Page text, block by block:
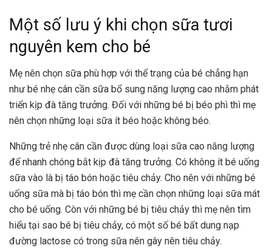
Một số lưu ý khi chọn sữa tươi
nguyên kem cho bé
Mẹ nên chọn sữa phù hợp với thể trạng của bé chẳng hạn
như bé nhẹ cân cần sữa bổ sung năng lượng cao nhằm phát
triển kịp đà tăng trưởng. Đối với những bé bị béo phì thì mẹ
nên chọn những loại sữa ít béo hoặc không béo.
Những trẻ nhẹ cân cần được dùng loại sữa cao năng lượng
để nhanh chóng bắt kịp đà tăng trưởng. Có không ít bé uống
sữa vào là bị táo bón hoặc tiêu chảy. Cho nên với những bé
uống sữa mà bị táo bón thì mẹ cần chọn những loại sữa mát
cho bé uống. Còn với những bé bị tiêu chảy thì mẹ nên tìm
hiểu tại sao bé bị tiêu chảy, có một số bé bất dung nạp
đường lactose có trong sữa nên gây nên tiêu chảy.